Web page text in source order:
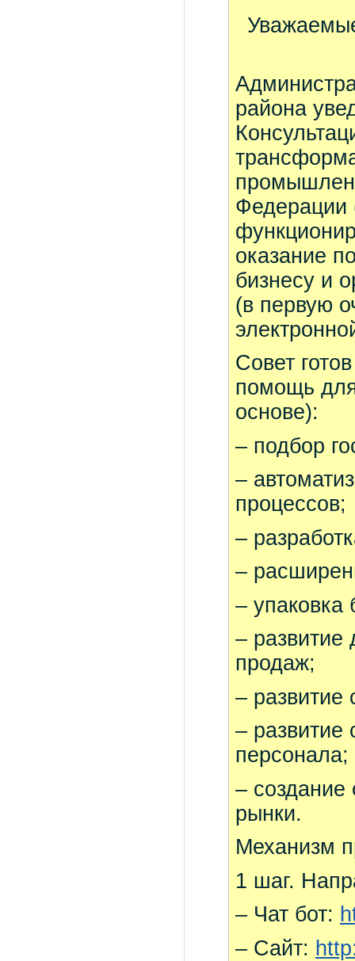
района
Федерации
оказание
бизнесу и
(в первую
Совет
помощь
основе):
– подбор
–
процессов;
–
–
–
– развитие
продаж;
– развитие
– развитие
персонала;
– создание
рынки.
Механизм
1 шаг.
– Чат бот:
– Сайт: